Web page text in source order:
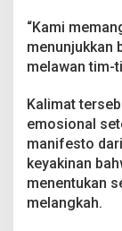
“Kami
menunjukkan
melawan tim-
Kalimat
emosional
manifesto
keyakinan
menentukan
melangkah.